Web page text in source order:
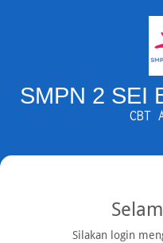
SMPN 2 SEI
CBT
Silakan login